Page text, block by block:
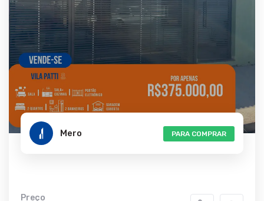
Mero PARA COMPRAR
Preço